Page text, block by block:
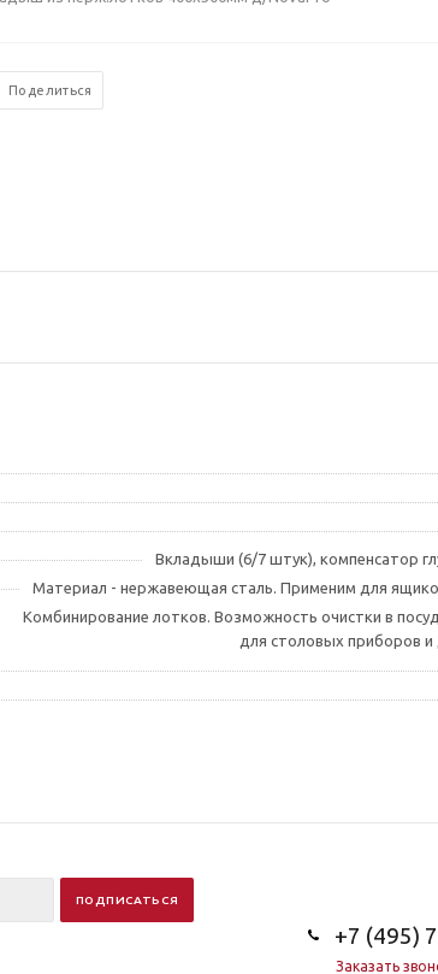
Поделиться
Вкладыши (6/7 штук), компенсатор
Материал - нержавеющая сталь. Применим для
Комбинирование лотков. Возможность очистки в
для столовых приборов и
+7 (495)
Заказать